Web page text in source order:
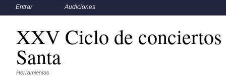
Menú secundario
Entrar Audiciones
XXV Ciclo de
Santa
Herramientas